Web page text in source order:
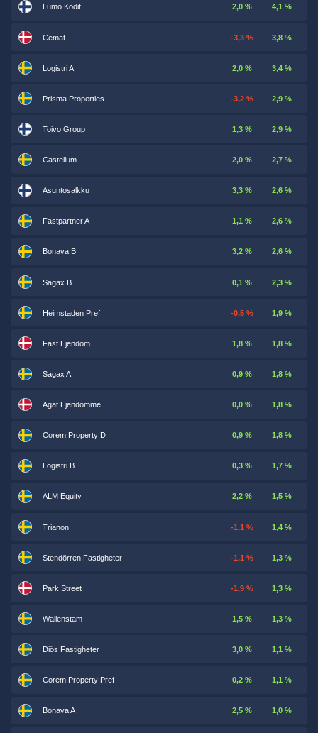
Lumo Kodit 2,0 % 4,1 %
Cemat -3,3 % 3,8 %
Logistri A 2,0 % 3,4 %
Prisma Properties -3,2 % 2,9 %
Toivo Group 1,3 % 2,9 %
Castellum 2,0 % 2,7 %
Asuntosalkku 3,3 % 2,6 %
Fastpartner A 1,1 % 2,6 %
Bonava B 3,2 % 2,6 %
Sagax B 0,1 % 2,3 %
Heimstaden Pref -0,5 % 1,9 %
Fast Ejendom 1,8 % 1,8 %
Sagax A 0,9 % 1,8 %
Agat Ejendomme 0,0 % 1,8 %
Corem Property D 0,9 % 1,8 %
Logistri B 0,3 % 1,7 %
ALM Equity 2,2 % 1,5 %
Trianon -1,1 % 1,4 %
Stendörren Fastigheter -1,1 % 1,3 %
Park Street -1,9 % 1,3 %
Wallenstam 1,5 % 1,3 %
Diös Fastigheter 3,0 % 1,1 %
Corem Property Pref 0,2 % 1,1 %
Bonava A 2,5 % 1,0 %